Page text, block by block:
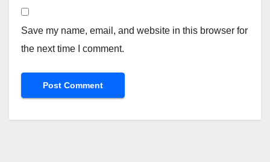
Save my name, email, and website in this browser for
the next time I comment.